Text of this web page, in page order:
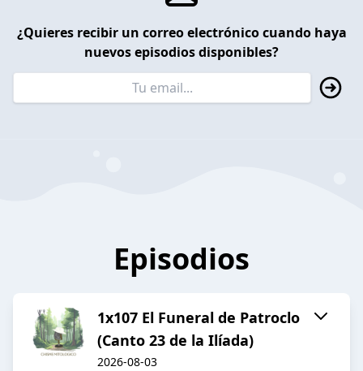
¿Quieres recibir un correo electrónico cuando haya
nuevos episodios disponibles?
Episodios
1x107 El Funeral de Patroclo
(Canto 23 de la Ilíada)
2026-08-03